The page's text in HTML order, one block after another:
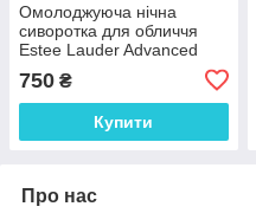
Омолоджуюча нічна
сиворотка для обличчя
Estee Lauder Advanced
коробочки, з набору)
750 ₴
Купити
Про нас